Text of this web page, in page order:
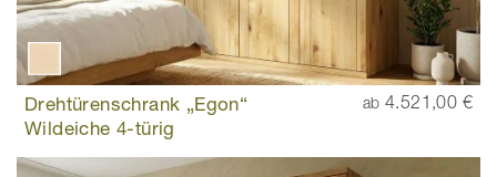
Drehtürenschrank „Egon“
Wildeiche 4-türig
ab 4.521,00 €